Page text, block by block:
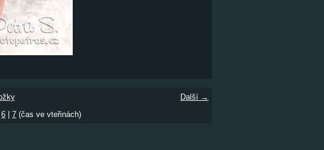
Další →
6 7 (čas ve vteřinách)